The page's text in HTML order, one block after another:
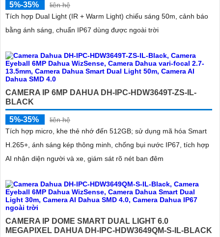
5%-35%
liên hệ
Tích hợp Dual Light (IR + Warm Light) chiếu sáng 50m, cảnh báo
bằng ánh sáng, chuẩn IP67 dùng được ngoài trời
CAMERA IP 6MP DAHUA DH-IPC-HDW3649T-ZS-IL-
BLACK
5%-35%
liên hệ
Tích hợp micro, khe thẻ nhớ đến 512GB; sử dụng mã hóa Smart
H.265+, ánh sáng kép thông minh, chống bụi nước IP67, tích hợp
AI nhận diện người và xe, giám sát rõ nét ban đêm
CAMERA IP DOME SMART DUAL LIGHT 6.0
MEGAPIXEL DAHUA DH-IPC-HDW3649QM-S-IL-BLACK